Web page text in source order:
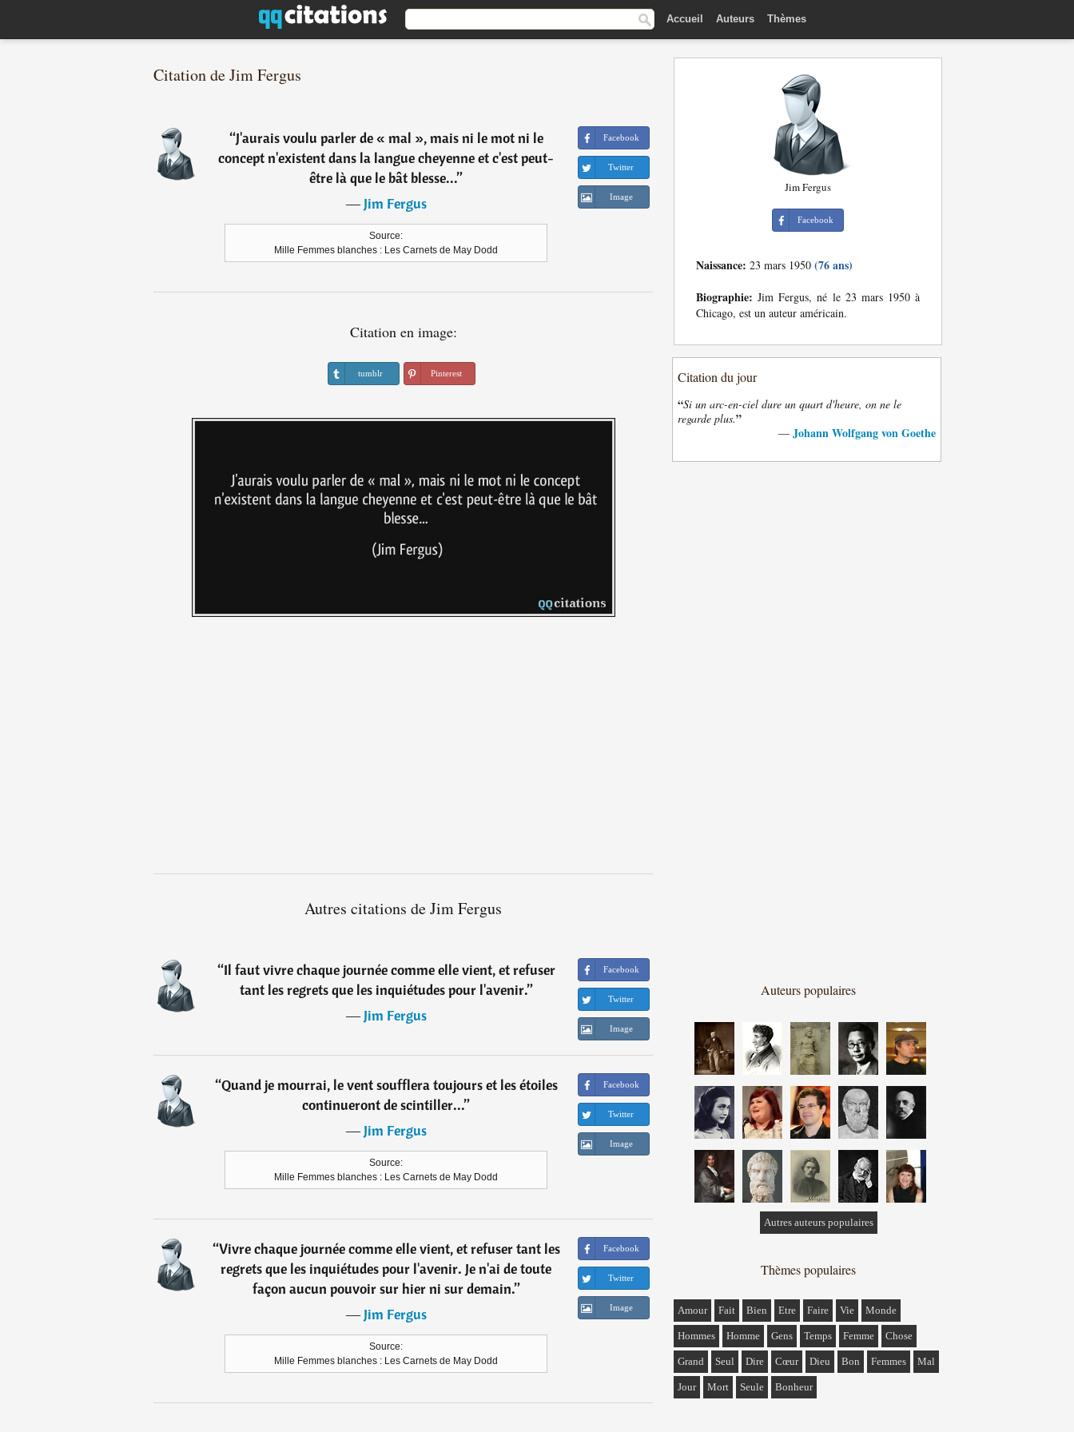
Accueil Auteurs Thèmes
Citation de Jim Fergus
“J'aurais voulu parler de « mal », mais ni le mot ni le
concept n'existent dans la langue cheyenne et c'est peut-
être là que le bât blesse...”
―Jim Fergus
Source:
Mille Femmes blanches : Les Carnets de May Dodd
Facebook
Twitter
Image
Citation en image:
tumblr Pinterest
Autres citations de Jim Fergus
“Il faut vivre chaque journée comme elle vient, et refuser
tant les regrets que les inquiétudes pour l'avenir.”
―Jim Fergus
Facebook
Twitter
Image
“Quand je mourrai, le vent soufflera toujours et les étoiles
continueront de scintiller...”
―Jim Fergus
Source:
Mille Femmes blanches : Les Carnets de May Dodd
Facebook
Twitter
Image
“Vivre chaque journée comme elle vient, et refuser tant les
regrets que les inquiétudes pour l'avenir. Je n'ai de toute
façon aucun pouvoir sur hier ni sur demain.”
―Jim Fergus
Source:
Mille Femmes blanches : Les Carnets de May Dodd
Facebook
Twitter
Image
Jim Fergus
Facebook
Naissance: 23 mars 1950 (76 ans)
Biographie: Jim Fergus, né le 23 mars 1950 à
Chicago, est un auteur américain.
Citation du jour
“Si un arc-en-ciel dure un quart d'heure, on ne le
regarde plus.”
— Johann Wolfgang von Goethe
Auteurs populaires
Autres auteurs populaires
Thèmes populaires
Amour Fait Bien Etre Faire Vie Monde
Hommes Homme Gens Temps Femme Chose
Grand Seul Dire Cœur Dieu Bon Femmes Mal
Jour Mort Seule Bonheur